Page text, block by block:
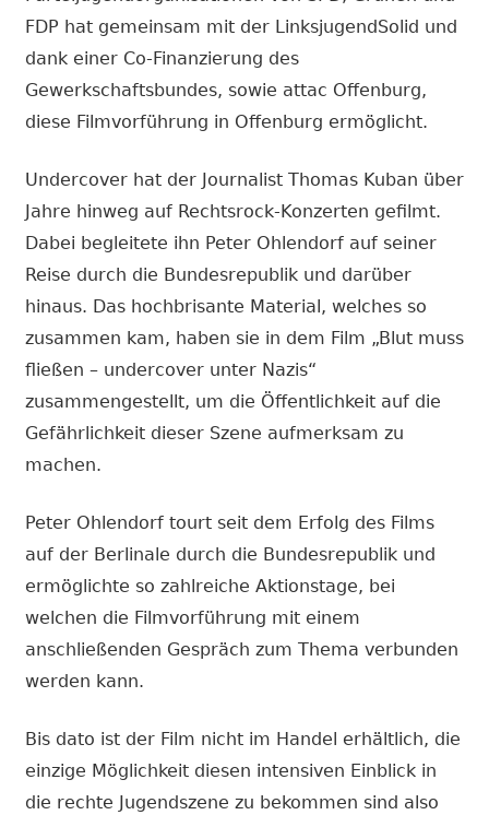
FDP hat gemeinsam mit der LinksjugendSolid und
dank einer Co-Finanzierung des
Gewerkschaftsbundes, sowie attac Offenburg,
diese Filmvorführung in Offenburg ermöglicht.
Undercover hat der Journalist Thomas Kuban über
Jahre hinweg auf Rechtsrock-Konzerten gefilmt.
Dabei begleitete ihn Peter Ohlendorf auf seiner
Reise durch die Bundesrepublik und darüber
hinaus. Das hochbrisante Material, welches so
zusammen kam, haben sie in dem Film „Blut muss
fließen – undercover unter Nazis“
zusammengestellt, um die Öffentlichkeit auf die
Gefährlichkeit dieser Szene aufmerksam zu
machen.
Peter Ohlendorf tourt seit dem Erfolg des Films
auf der Berlinale durch die Bundesrepublik und
ermöglichte so zahlreiche Aktionstage, bei
welchen die Filmvorführung mit einem
anschließenden Gespräch zum Thema verbunden
werden kann.
Bis dato ist der Film nicht im Handel erhältlich, die
einzige Möglichkeit diesen intensiven Einblick in
die rechte Jugendszene zu bekommen sind also